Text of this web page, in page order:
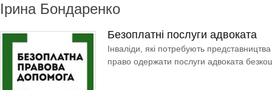
Ірина Бондаренко
Безоплатні послуги адвоката
Інваліди, які потребують
право одержати послуги адвоката